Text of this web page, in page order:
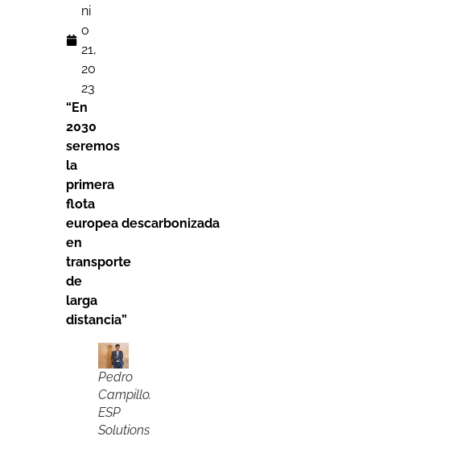
ni
o
21,
20
23
“En
2030
seremos
la
primera
flota
europea descarbonizada
en
transporte
de
larga
distancia”
Pedro
Campillo.
ESP
Solutions